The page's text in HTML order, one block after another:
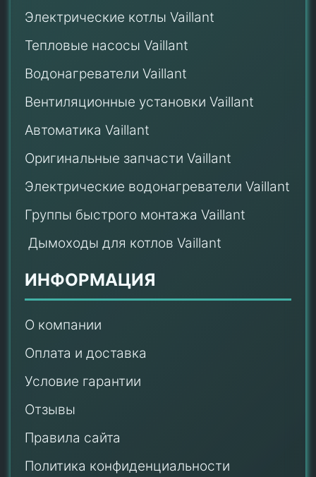
Электрические котлы Vaillant
Тепловые насосы Vaillant
Водонагреватели Vaillant
Вентиляционные установки Vaillant
Автоматика Vaillant
Оригинальные запчасти Vaillant
Электрические водонагреватели Vaillant
Группы быстрого монтажа Vaillant
Дымоходы для котлов Vaillant
ИНФОРМАЦИЯ
О компании
Оплата и доставка
Условие гарантии
Отзывы
Правила сайта
Политика конфиденциальности